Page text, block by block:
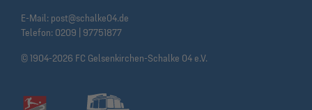
E-Mail: post@schalke04.de
Telefon: 0209 | 97751877
© 1904-2026 FC Gelsenkirchen-Schalke 04 e.V.